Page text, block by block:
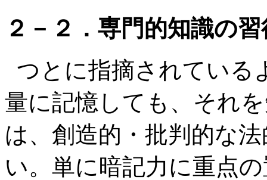
２－２．専門的知識の
つとに指摘されている
量に記憶しても、それ
は、創造的・批判的な
い。単に暗記力に重点